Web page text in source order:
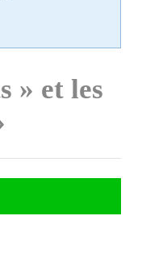
» et les